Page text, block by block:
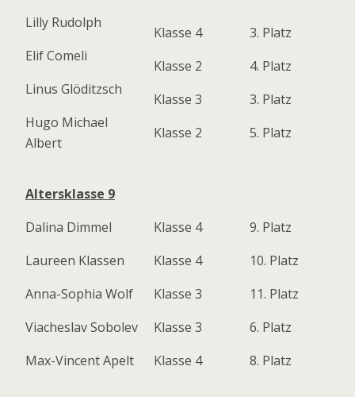
Lilly Rudolph
Elif Comeli
Linus Glöditzsch
Hugo Michael
Albert
Klasse 4
Klasse 2
Klasse 3
Klasse 2
3. Platz
4. Platz
3. Platz
5. Platz
Altersklasse 9
Dalina Dimmel
Laureen Klassen
Anna-Sophia Wolf
Viacheslav Sobolev
Max-Vincent Apelt
Klasse 4
Klasse 4
Klasse 3
Klasse 3
Klasse 4
9. Platz
10. Platz
11. Platz
6. Platz
8. Platz